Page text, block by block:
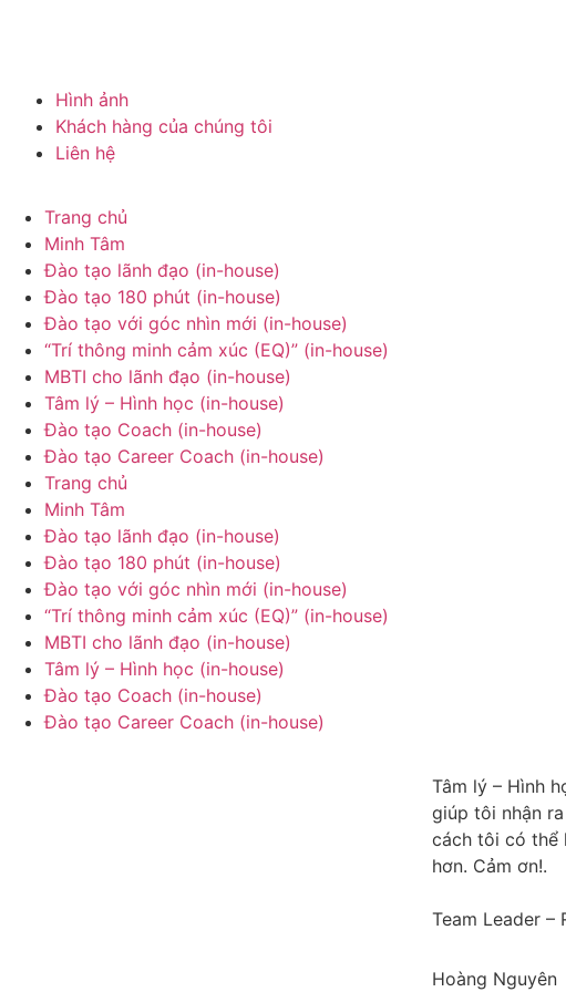
Hình ảnh
Khách hàng của chúng tôi
Liên hệ
Trang chủ
Minh Tâm
Đào tạo lãnh đạo (in-house)
Đào tạo 180 phút (in-house)
Đào tạo với góc nhìn mới (in-house)
“Trí thông minh cảm xúc (EQ)” (in-house)
MBTI cho lãnh đạo (in-house)
Tâm lý – Hình học (in-house)
Đào tạo Coach (in-house)
Đào tạo Career Coach (in-house)
Trang chủ
Minh Tâm
Đào tạo lãnh đạo (in-house)
Đào tạo 180 phút (in-house)
Đào tạo với góc nhìn mới (in-house)
“Trí thông minh cảm xúc (EQ)” (in-house)
MBTI cho lãnh đạo (in-house)
Tâm lý – Hình học (in-house)
Đào tạo Coach (in-house)
Đào tạo Career Coach (in-house)
Tâm lý – Hình
giúp tôi nhận
cách tôi có thể
hơn. Cảm ơn!.
Team Leader –
Hoàng Nguyên